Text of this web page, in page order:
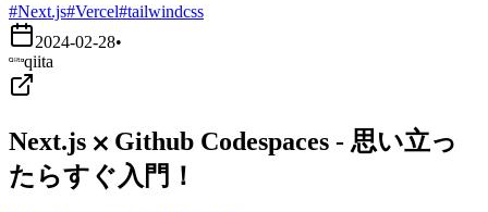
#Next.js#Vercel#tailwindcss
2024-02-28•
qiita
Next.js ⨉ Github Codespaces - 思い立っ
たらすぐ入門！